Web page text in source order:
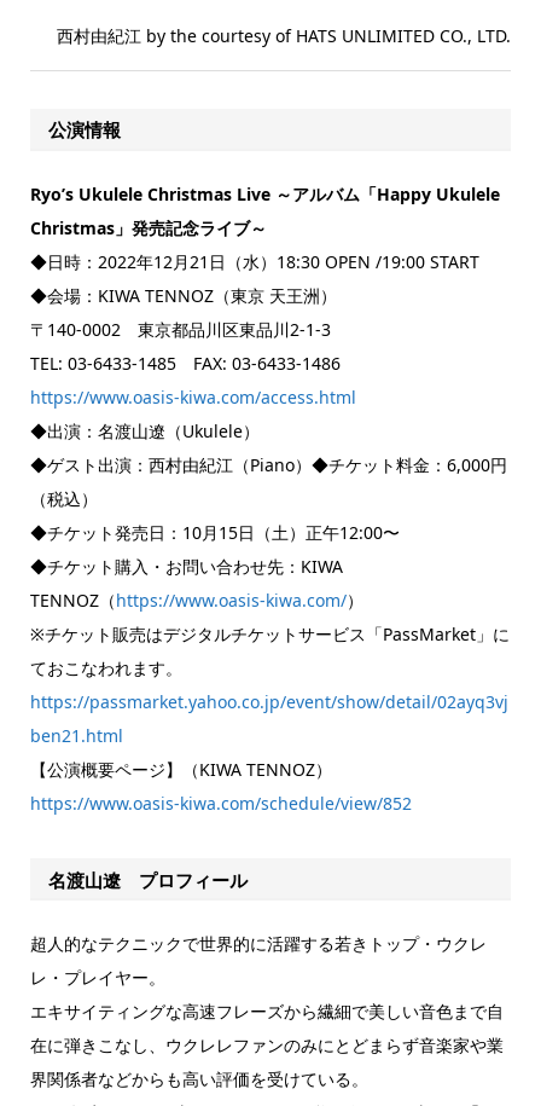
西村由紀江 by the courtesy of HATS UNLIMITED CO., LTD.
公演情報
Ryo’s Ukulele Christmas Live ～アルバム「Happy Ukulele
Christmas」発売記念ライブ～
◆日時：2022年12月21日（水）18:30 OPEN /19:00 START
◆会場：KIWA TENNOZ（東京 天王洲）
〒140-0002 東京都品川区東品川2-1-3
TEL: 03-6433-1485 FAX: 03-6433-1486
https://www.oasis-kiwa.com/access.html
◆出演：名渡山遼（Ukulele）
◆ゲスト出演：西村由紀江（Piano）◆チケット料金：6,000円
（税込）
◆チケット発売日：10月15日（土）正午12:00〜
◆チケット購入・お問い合わせ先：KIWA
TENNOZ（https://www.oasis-kiwa.com/）
※チケット販売はデジタルチケットサービス「PassMarket」に
ておこなわれます。
https://passmarket.yahoo.co.jp/event/show/detail/02ayq3vj
ben21.html
【公演概要ページ】（KIWA TENNOZ）
https://www.oasis-kiwa.com/schedule/view/852
名渡山遼 プロフィール
超人的なテクニックで世界的に活躍する若きトップ・ウクレ
レ・プレイヤー。
エキサイティングな高速フレーズから繊細で美しい音色まで自
在に弾きこなし、ウクレレファンのみにとどまらず音楽家や業
界関係者などからも高い評価を受けている。